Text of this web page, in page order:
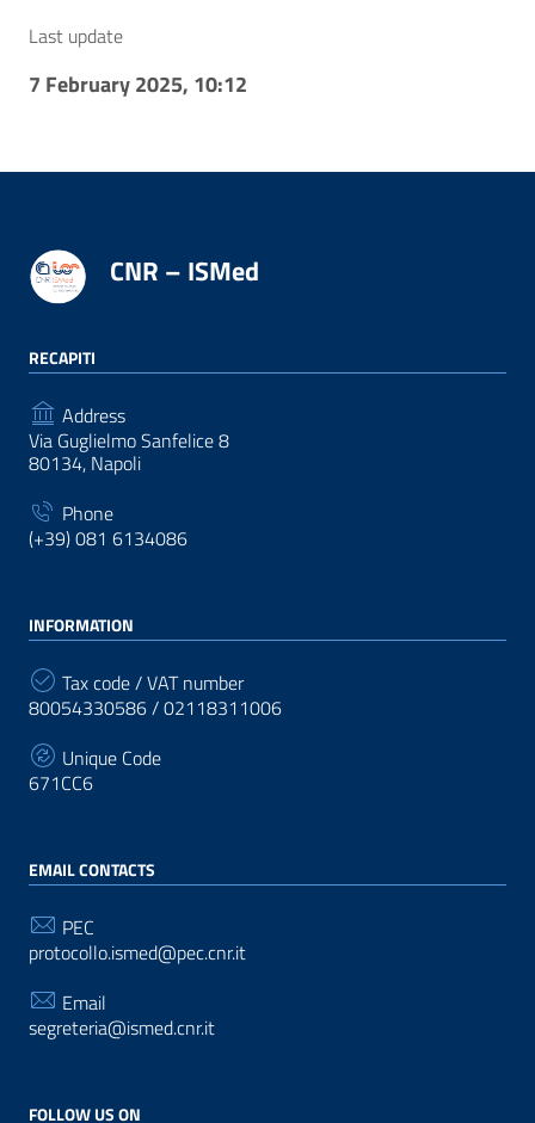
Last update
7 February 2025, 10:12
CNR – ISMed
RECAPITI
Address
Via Guglielmo Sanfelice 8
80134, Napoli
Phone
(+39) 081 6134086
INFORMATION
Tax code / VAT number
80054330586 / 02118311006
Unique Code
671CC6
EMAIL CONTACTS
PEC
protocollo.ismed@pec.cnr.it
Email
segreteria@ismed.cnr.it
FOLLOW US ON